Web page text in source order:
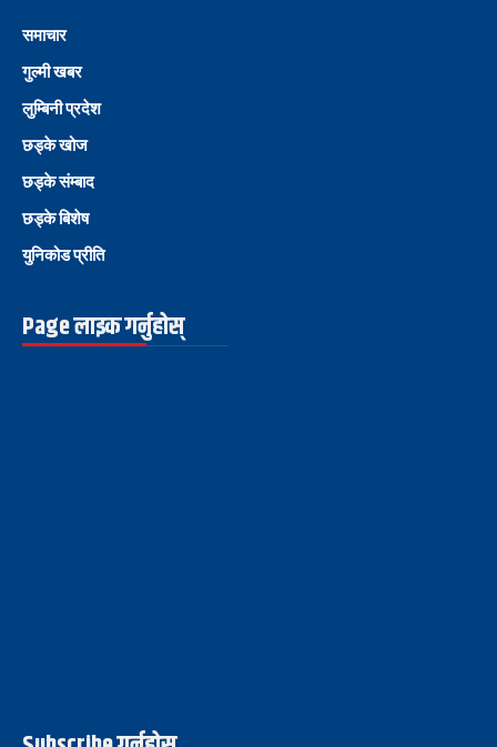
समाचार
गुल्मी खबर
लुम्बिनी प्रदेश
छड्के खोज
छड्के संम्बाद
छड्के बिशेष
युनिकोड प्रीति
Page लाइक गर्नुहोस्